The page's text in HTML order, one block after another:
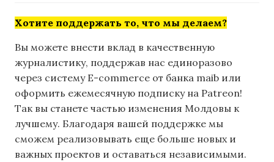
Хотите поддержать то, что мы делаем?
Вы можете внести вклад в качественную
журналистику, поддержав нас единоразово
через систему E-commerce от банка maib или
оформить ежемесячную подписку на Patreon!
Так вы станете частью изменения Молдовы к
лучшему. Благодаря вашей поддержке мы
сможем реализовывать еще больше новых и
важных проектов и оставаться независимыми.